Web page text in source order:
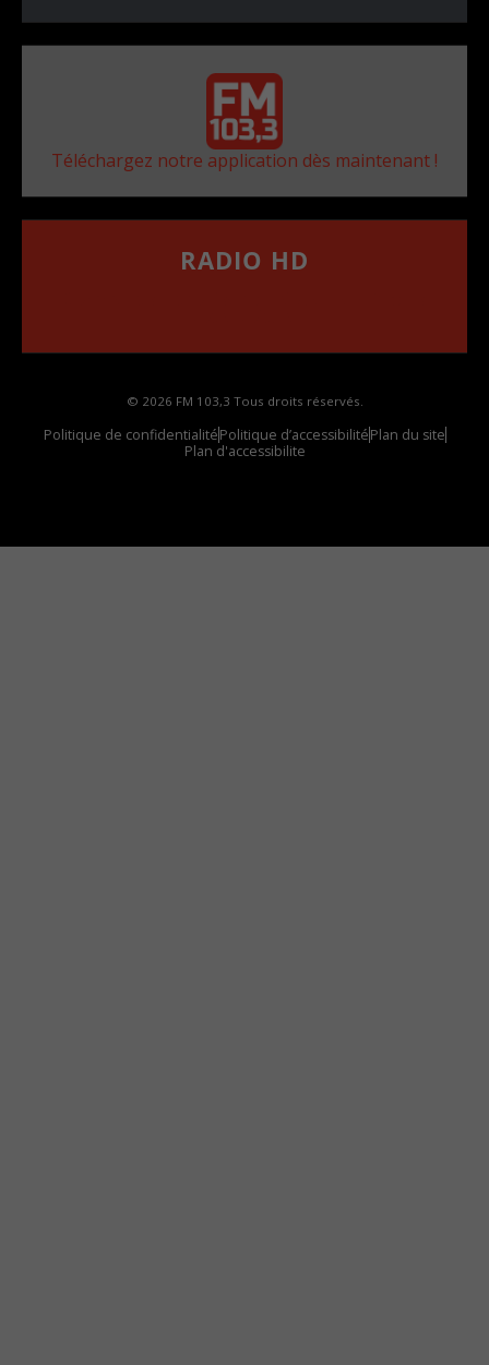
Téléchargez notre application dès maintenant !
RADIO HD
© 2026 FM 103,3 Tous droits réservés.
Politique de confidentialitéPolitique d’accessibilitéPlan du site
Plan d'accessibilite